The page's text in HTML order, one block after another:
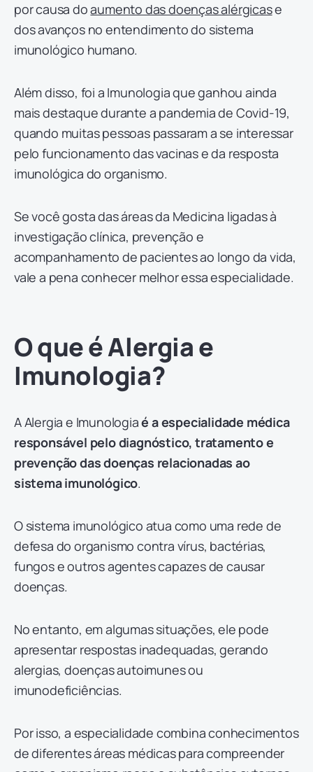
por causa doaumento das doenças alérgicase
dos avanços no entendimento do sistema
imunológico humano.
Além disso, foi a Imunologia que ganhou ainda
mais destaque durante a pandemia de Covid-19,
quando muitas pessoas passaram a se interessar
pelo funcionamento das vacinas e da resposta
imunológica do organismo.
Se você gosta das áreas da Medicina ligadas à
investigação clínica, prevenção e
acompanhamento de pacientes ao longo da vida,
vale a pena conhecer melhor essa especialidade.
O que é Alergia e
Imunologia?
A Alergia e Imunologiaé a especialidade médica
responsável pelo diagnóstico, tratamento e
prevenção das doenças relacionadas ao
sistema imunológico.
O sistema imunológico atua como uma rede de
defesa do organismo contra vírus, bactérias,
fungos e outros agentes capazes de causar
doenças.
No entanto, em algumas situações, ele pode
apresentar respostas inadequadas, gerando
alergias, doenças autoimunes ou
imunodeficiências.
Por isso, a especialidade combina conhecimentos
de diferentes áreas médicas para compreender